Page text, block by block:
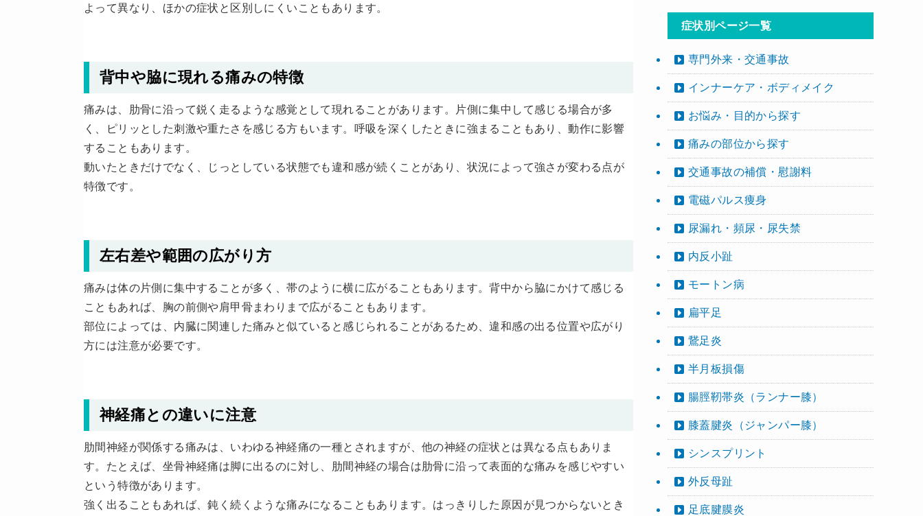
よって異なり、ほかの症状と区別しにくいこともあります。
背中や脇に現れる痛みの特徴
痛みは、肋骨に沿って鋭く走るような感覚として現れることがあります。片側に集中して感じる場合が多
く、ピリッとした刺激や重たさを感じる方もいます。呼吸を深くしたときに強まることもあり、動作に影響
することもあります。
動いたときだけでなく、じっとしている状態でも違和感が続くことがあり、状況によって強さが変わる点が
特徴です。
左右差や範囲の広がり方
痛みは体の片側に集中することが多く、帯のように横に広がることもあります。背中から脇にかけて感じる
こともあれば、胸の前側や肩甲骨まわりまで広がることもあります。
部位によっては、内臓に関連した痛みと似ていると感じられることがあるため、違和感の出る位置や広がり
方には注意が必要です。
神経痛との違いに注意
肋間神経が関係する痛みは、いわゆる神経痛の一種とされますが、他の神経の症状とは異なる点もありま
す。たとえば、坐骨神経痛は脚に出るのに対し、肋間神経の場合は肋骨に沿って表面的な痛みを感じやすい
という特徴があります。
強く出ることもあれば、鈍く続くような痛みになることもあります。はっきりした原因が見つからないとき
症状別ページ一覧
専門外来・交通事故
インナーケア・ボディメイク
お悩み・目的から探す
痛みの部位から探す
交通事故の補償・慰謝料
電磁パルス痩身
尿漏れ・頻尿・尿失禁
内反小趾
モートン病
扁平足
鵞足炎
半月板損傷
腸脛靭帯炎（ランナー膝）
膝蓋腱炎（ジャンパー膝）
シンスプリント
外反母趾
足底腱膜炎